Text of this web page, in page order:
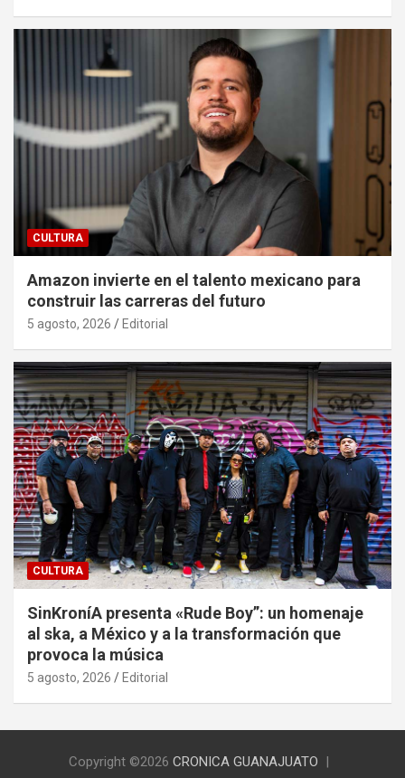
CULTURA
Amazon invierte en el talento mexicano para
construir las carreras del futuro
5 agosto, 2026 Editorial
CULTURA
SinKroníA presenta «Rude Boy”: un homenaje
al ska, a México y a la transformación que
provoca la música
5 agosto, 2026 Editorial
Copyright ©2026 CRONICA GUANAJUATO